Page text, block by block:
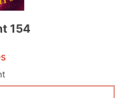
154